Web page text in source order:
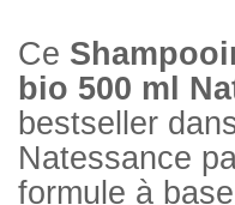
Ce
bio 500 ml
bestseller
Natessance
formule à